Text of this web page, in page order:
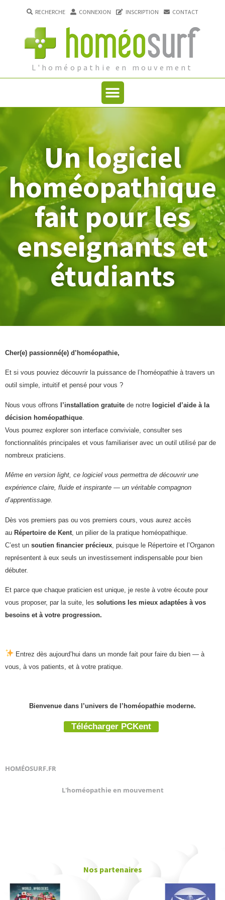
L'homéopathie en mouvement
RECHERCHE CONNEXION INSCRIPTION CONTACT
Un logiciel
homéopathique
fait pour les
enseignants et
étudiants
Cher(e) passionné(e) d’homéopathie,
Et si vous pouviez découvrir la puissance de l’homéopathie à travers un
outil simple, intuitif et pensé pour vous ?
Nous vous offrons l’installation gratuite de notre logiciel d’aide à la
décision homéopathique
Vous pourrez explorer son interface conviviale, consulter ses
fonctionnalités principales et vous familiariser avec un outil utilisé par de
nombreux praticiens.
Même en version light, ce logiciel vous permettra de découvrir une
expérience claire, fluide et inspirante — un véritable compagnon
d’apprentissage.
Dès vos premiers pas ou vos premiers cours, vous aurez accès
au Répertoire de Kent , un pilier de la pratique homéopathique.
C’est un soutien financier précieux , puisque le Répertoire et l’Organon
représentent à eux seuls un investissement indispensable pour bien
débuter.
Et parce que chaque praticien est unique, je reste à votre écoute pour
vous proposer, par la suite, les solutions les mieux adaptées à vos
besoins et à votre progression.
Entrez dès aujourd’hui dans un monde fait pour faire du bien — à
vous, à vos patients, et à votre pratique.
Bienvenue dans l’univers de l’homéopathie moderne.
Télécharger PCKent
HOMÉOSURF.FR
L'homéopathie en mouvement
Nos partenaires